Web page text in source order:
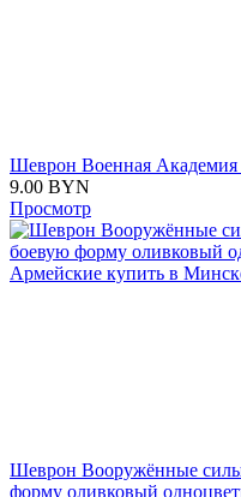
Шеврон Военная Академия
9.00 BYN
Просмотр
Шеврон Вооружённые
форму оливковый